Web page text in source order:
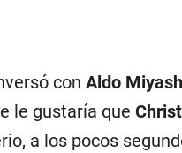
con Aldo
le gustaría que
a los pocos